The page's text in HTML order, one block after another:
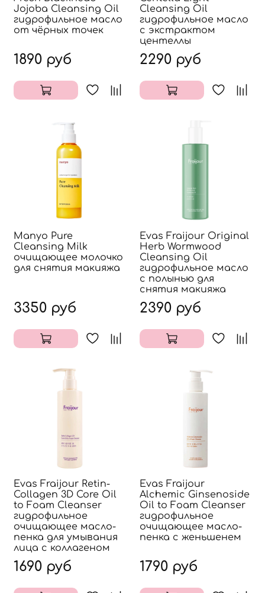
Jojoba Cleansing Oil
гидрофильное масло
от чёрных точек
1890 руб
Cleansing Oil
гидрофильное масло
с экстрактом
центеллы
2290 руб
Manyo Pure
Cleansing Milk
очищающее молочко
для снятия макияжа
3350 руб
Evas Fraijour Original
Herb Wormwood
Cleansing Oil
гидрофильное масло
с полынью для
снятия макияжа
2390 руб
Evas Fraijour Retin-
Collagen 3D Core Oil
to Foam Cleanser
гидрофильное
очищающее масло-
пенка для умывания
лица с коллагеном
1690 руб
Evas Fraijour
Alchemic Ginsenoside
Oil to Foam Cleanser
гидрофильное
очищающее масло-
пенка с женьшенем
1790 руб